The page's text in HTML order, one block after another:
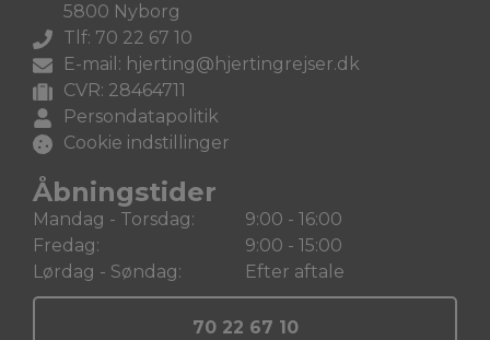
5800 Nyborg
Tlf: 70 22 67 10
E-mail: hjerting@hjertingrejser.dk
CVR: 28464711
Persondatapolitik
Cookie indstillinger
Åbningstider
Mandag - Torsdag:
Fredag:
Lørdag - Søndag:
9:00 - 16:00
9:00 - 15:00
Efter aftale
70 22 67 10